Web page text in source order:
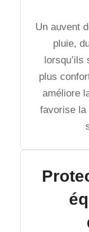
Un auvent
pluie,
lorsqu’ils
plus
améliore
favorise la